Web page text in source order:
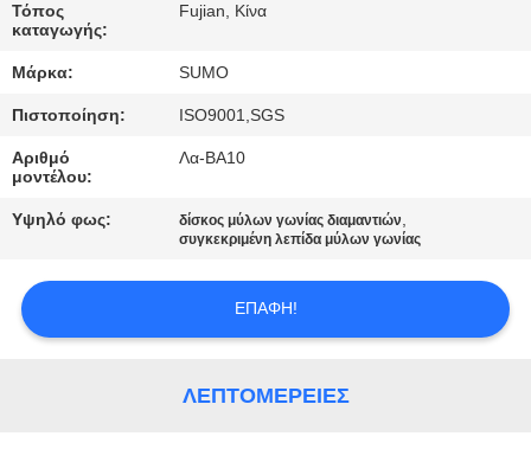
ΜΑΣ
ΕΠΑΦΉ
ΜΕ
ΖΗΤΉΣΤΕ
ΈΝΑ
Τόπος
καταγωγής:
Fujian, Κίνα
Μάρκα: SUMO
Πιστοποίηση: ISO9001,SGS
Αριθμό
μοντέλου:
Λα-BA10
Υψηλό φως: δίσκος μύλων γωνίας διαμαντιών,
συγκεκριμένη λεπίδα μύλων γωνίας
ΕΠΑΦΉ!
ΛΕΠΤΟΜΈΡΕΙΕΣ